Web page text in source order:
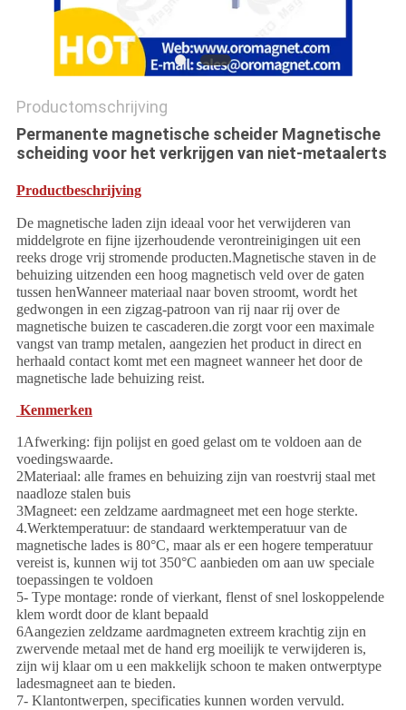
Productomschrijving
Permanente magnetische scheider Magnetische
scheiding voor het verkrijgen van niet-metaalerts
Productbeschrijving
De magnetische laden zijn ideaal voor het verwijderen van
middelgrote en fijne ijzerhoudende verontreinigingen uit een
reeks droge vrij stromende producten.Magnetische staven in de
behuizing uitzenden een hoog magnetisch veld over de gaten
tussen henWanneer materiaal naar boven stroomt, wordt het
gedwongen in een zigzag-patroon van rij naar rij over de
magnetische buizen te cascaderen.die zorgt voor een maximale
vangst van tramp metalen, aangezien het product in direct en
herhaald contact komt met een magneet wanneer het door de
magnetische lade behuizing reist.
Kenmerken
1Afwerking: fijn polijst en goed gelast om te voldoen aan de
voedingswaarde.
2Materiaal: alle frames en behuizing zijn van roestvrij staal met
naadloze stalen buis
3Magneet: een zeldzame aardmagneet met een hoge sterkte.
4.Werktemperatuur: de standaard werktemperatuur van de
magnetische lades is 80°C, maar als er een hogere temperatuur
vereist is, kunnen wij tot 350°C aanbieden om aan uw speciale
toepassingen te voldoen
5- Type montage: ronde of vierkant, flenst of snel loskoppelende
klem wordt door de klant bepaald
6Aangezien zeldzame aardmagneten extreem krachtig zijn en
zwervende metaal met de hand erg moeilijk te verwijderen is,
zijn wij klaar om u een makkelijk schoon te maken ontwerptype
ladesmagneet aan te bieden.
7- Klantontwerpen, specificaties kunnen worden vervuld.